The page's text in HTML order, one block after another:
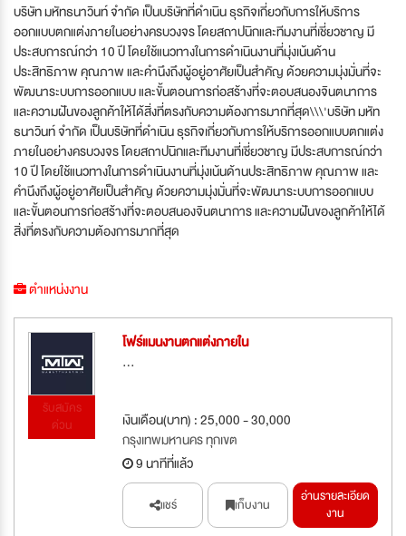
บริษัท มหัทธนาวินท์ จำกัด เป็นบริษัทที่ดำเนิน ธุรกิจเกี่ยวกับการให้บริการ
ออกแบบตกแต่งภายในอย่างครบวงจร โดยสถาปนิกและทีมงานที่เชี่ยวชาญ มี
ประสบการณ์กว่า 10 ปี โดยใช้แนวทางในการดำเนินงานที่มุ่งเน้นด้าน
ประสิทธิภาพ คุณภาพ และคำนึงถึงผู้อยู่อาศัยเป็นสำคัญ ด้วยความมุ่งมั่นที่จะ
พัฒนาระบบการออกแบบ และขั้นตอนการก่อสร้างที่จะตอบสนองจินตนาการ
และความฝันของลูกค้าให้ได้สิ่งที่ตรงกับความต้องการมากที่สุด\\\'บริษัท มหัท
ธนาวินท์ จำกัด เป็นบริษัทที่ดำเนิน ธุรกิจเกี่ยวกับการให้บริการออกแบบตกแต่ง
ภายในอย่างครบวงจร โดยสถาปนิกและทีมงานที่เชี่ยวชาญ มีประสบการณ์กว่า
10 ปี โดยใช้แนวทางในการดำเนินงานที่มุ่งเน้นด้านประสิทธิภาพ คุณภาพ และ
คำนึงถึงผู้อยู่อาศัยเป็นสำคัญ ด้วยความมุ่งมั่นที่จะพัฒนาระบบการออกแบบ
และขั้นตอนการก่อสร้างที่จะตอบสนองจินตนาการ และความฝันของลูกค้าให้ได้
สิ่งที่ตรงกับความต้องการมากที่สุด
ตำแหน่งงาน
รับสมัคร
ด่วน
โฟร์แมนงานตกแต่งภายใน
...
เงินเดือน(บาท) : 25,000 - 30,000
กรุงเทพมหานคร ทุกเขต
9 นาทีที่แล้ว
แชร์ เก็บงาน
อ่านรายละเอียด
งาน